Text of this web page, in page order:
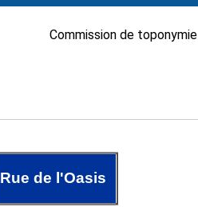
Commission de toponymie
Rue de l'Oasis